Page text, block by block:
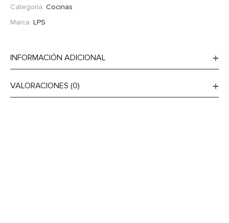
Categoría: Cocinas
Marca: LPS
INFORMACIÓN ADICIONAL
VALORACIONES (0)